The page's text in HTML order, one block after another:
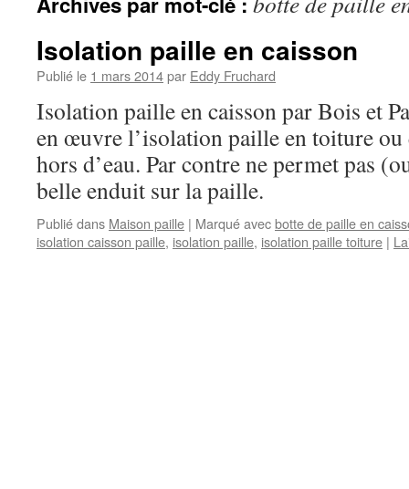
Isolation paille en caisson
Publié le 1 mars 2014par Eddy Fruchard
Isolation paille en caisson par Bois et
en œuvre l’isolation paille en toiture
hors d’eau. Par contre ne permet pas
belle enduit sur la paille.
Publié dans Maison paille | Marqué avecbotte de paille en
isolation caisson paille, isolation paille, isolation paille toiture |